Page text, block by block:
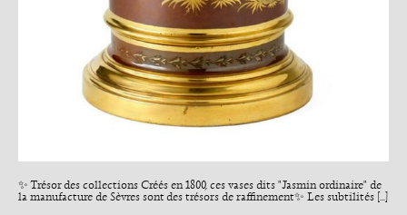
✨ Trésor des collections Créés en 1800, ces vases dits "Jasmin ordinaire" de
la manufacture de Sèvres sont des trésors de raffinement✨ Les subtilités [...]